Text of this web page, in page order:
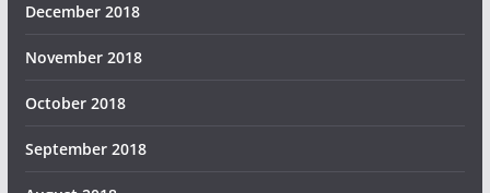
December 2018
November 2018
October 2018
September 2018